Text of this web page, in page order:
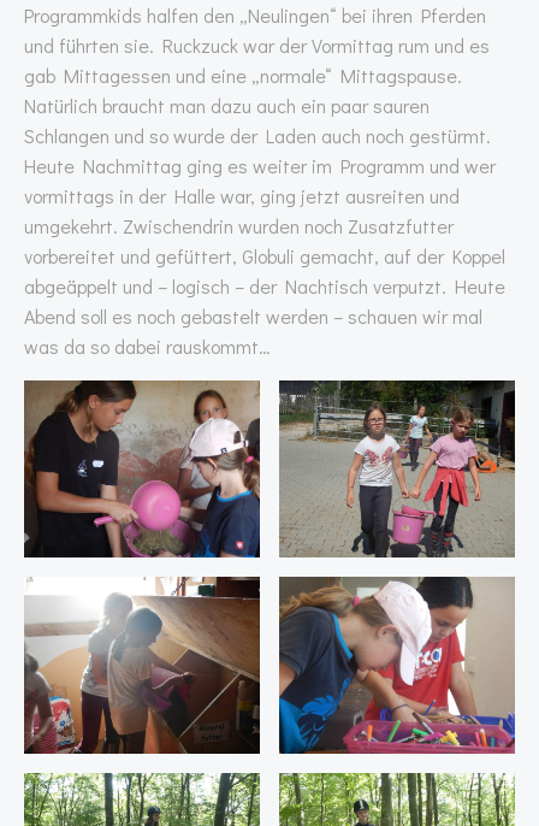
Programmkids halfen den „Neulingen“ bei ihren Pferden
und führten sie. Ruckzuck war der Vormittag rum und es
gab Mittagessen und eine „normale“ Mittagspause.
Natürlich braucht man dazu auch ein paar sauren
Schlangen und so wurde der Laden auch noch gestürmt.
Heute Nachmittag ging es weiter im Programm und wer
vormittags in der Halle war, ging jetzt ausreiten und
umgekehrt. Zwischendrin wurden noch Zusatzfutter
vorbereitet und gefüttert, Globuli gemacht, auf der Koppel
abgeäppelt und – logisch – der Nachtisch verputzt. Heute
Abend soll es noch gebastelt werden – schauen wir mal
was da so dabei rauskommt…